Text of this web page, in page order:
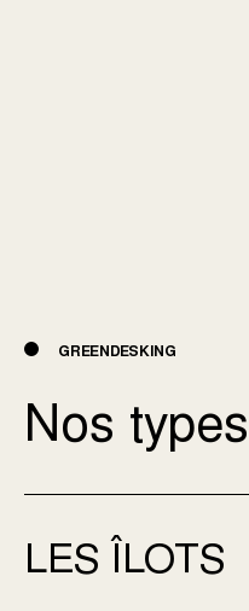
GREENDESKING
Nos
LES ÎLOTS